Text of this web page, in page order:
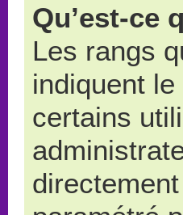
Qu’est-ce
Les rangs
indiquent
certains